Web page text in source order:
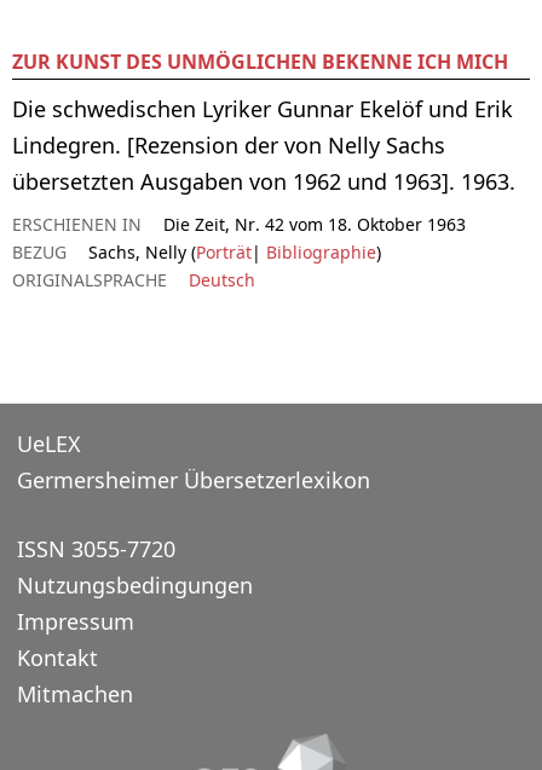
ZUR KUNST DES UNMÖGLICHEN BEKENNE ICH MICH
Die schwedischen Lyriker Gunnar Ekelöf und Erik
Lindegren. [Rezension der von Nelly Sachs
übersetzten Ausgaben von 1962 und 1963]. 1963.
ERSCHIENEN IN
Die Zeit, Nr. 42 vom 18. Oktober 1963
BEZUG
Sachs, Nelly (Porträt| Bibliographie)
ORIGINALSPRACHE
Deutsch
UeLEX
Germersheimer Übersetzerlexikon
ISSN 3055-7720
Nutzungsbedingungen
Impressum
Kontakt
Mitmachen